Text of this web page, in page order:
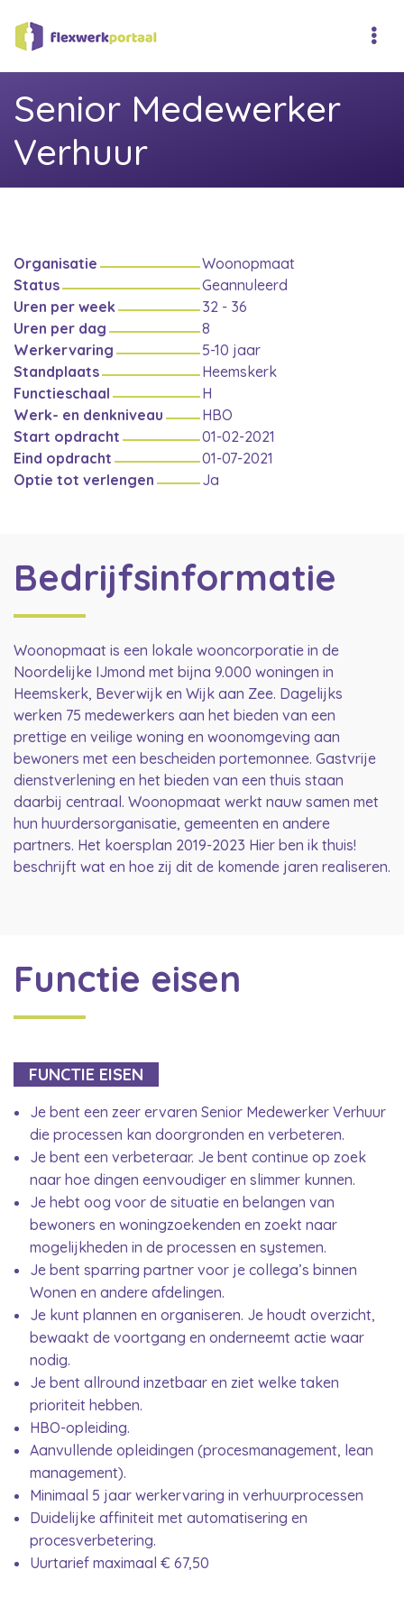
Senior Medewerker
Verhuur
Organisatie
Woonopmaat
Status
Geannuleerd
Uren per week
32 - 36
Uren per dag
8
Werkervaring
5-10 jaar
Standplaats
Heemskerk
Functieschaal
H
Werk- en denkniveau
HBO
Start opdracht
01-02-2021
Eind opdracht
01-07-2021
Optie tot verlengen
Ja
Bedrijfsinformatie
Woonopmaat is een lokale wooncorporatie in de
Noordelijke IJmond met bijna 9.000 woningen in
Heemskerk, Beverwijk en Wijk aan Zee. Dagelijks
werken 75 medewerkers aan het bieden van een
prettige en veilige woning en woonomgeving aan
bewoners met een bescheiden portemonnee. Gastvrije
dienstverlening en het bieden van een thuis staan
daarbij centraal. Woonopmaat werkt nauw samen met
hun huurdersorganisatie, gemeenten en andere
partners. Het koersplan 2019-2023 Hier ben ik thuis!
beschrijft wat en hoe zij dit de komende jaren realiseren.
Functie eisen
FUNCTIE EISEN
Je bent een zeer ervaren Senior Medewerker Verhuur
die processen kan doorgronden en verbeteren.
Je bent een verbeteraar. Je bent continue op zoek
naar hoe dingen eenvoudiger en slimmer kunnen.
Je hebt oog voor de situatie en belangen van
bewoners en woningzoekenden en zoekt naar
mogelijkheden in de processen en systemen.
Je bent sparring partner voor je collega’s binnen
Wonen en andere afdelingen.
Je kunt plannen en organiseren. Je houdt overzicht,
bewaakt de voortgang en onderneemt actie waar
nodig.
Je bent allround inzetbaar en ziet welke taken
prioriteit hebben.
HBO-opleiding.
Aanvullende opleidingen (procesmanagement, lean
management).
Minimaal 5 jaar werkervaring in verhuurprocessen
Duidelijke affiniteit met automatisering en
procesverbetering.
Uurtarief maximaal € 67,50